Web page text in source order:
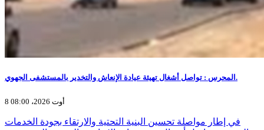
المحرس : تواصل أشغال تهيئة عيادة الإنعاش والتخدير بالمستشفى الجهوي.
8 أوت 2026، 08:00
في إطار مواصلة تحسين البنية التحتية والارتقاء بجودة الخدمات